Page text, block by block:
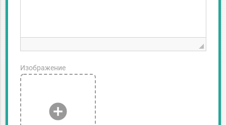
add_circle
Изображение